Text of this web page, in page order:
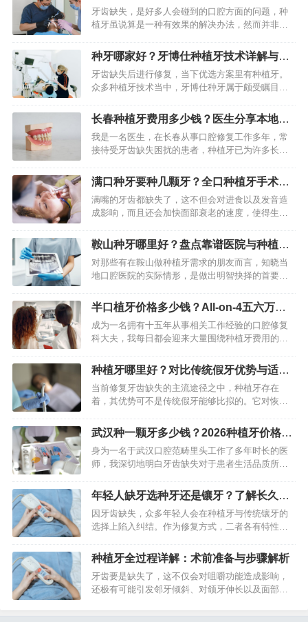
点
牙齿缺失，是好多人会碰到的口腔方面的问题，种
植牙虽说算是一种有效果的解决办法，然而并非对
置、口腔状况以及患者自身的意愿，在临床上，还
有好多成熟又可靠的修复办…
种牙哪家好？牙博仕种植牙技术详解与适
用人群
牙齿缺失后进行修复，当下优选方案里有种植牙。
众多种植牙技术当中，牙博仕种牙属于颇受瞩目的
关注意思。它主要是通过植入人工牙根这种办法，
进而切实恢复牙齿的功能以…
长春种植牙费用多少钱？医生分享本地种
牙手术过程与价格
我是一名医生，在长春从事口腔修复工作多年，常
接待受牙齿缺失困扰的患者，种植牙已为许多长春
入人工牙根支撑牙冠，既能恢复咀嚼功能，又能防
止牙槽骨萎缩，今天我会结…
满口种牙要种几颗牙？全口种植牙手术时
间与费用解析
满嘴的牙齿都缺失了，这不但会对进食以及发音造
成影响，而且还会加快面部衰老的速度，使得生活
齿的患者而言，传统的活动假牙已经没办法满足稳
固以及舒适方面的需求了，…
鞍山种牙哪里好？盘点靠谱医院与种植过
程详解
对那些有在鞍山做种植牙需求的朋友而言，知晓当
地口腔医院的实际情形，是做出明智抉择的首要步
设备，医生拥有的经验，以及后续的维护服务，这
些都极为关键。本文会依据…
半口植牙价格多少钱？All-on-4五六万
起，详解费用构成
成为一名拥有十五年从事相关工作经验的口腔修复
科大夫，我每日都会迎来大量围绕种植牙费用的询
相对繁杂，是众人普遍关注且极易产生疑惑的范
围。它不是一个不变的数…
种植牙哪里好？对比传统假牙优势与适合
人群
当前修复牙齿缺失的主流途径之中，种植牙存在
着，其优势可不是传统假牙能够比拟的。它对恢复
观看上去逼真，而且对于邻牙不会造成损伤，是一
种具备长期特性、稳定性质的…
武汉种一颗牙多少钱？2026种植牙价格费
用明细
身为一名于武汉口腔范畴里头工作了多年时长的医
师，我深切地明白牙齿缺失对于患者生活品质所产
了修复缺失牙齿的主要通行选择。武汉因作为一座
医疗资源充裕丰富的城市，…
年轻人缺牙选种牙还是镶牙？了解长久利
弊再做决定
因牙齿缺失，众多年轻人会在种植牙与传统镶牙的
选择上陷入纠结。作为修复方式，二者各有特性，
方案对于你长期的口腔健康、生活质量以及实际状
况而言更为契合。年轻人的…
种植牙全过程详解：术前准备与步骤解析
牙齿要是缺失了，这不仅会对咀嚼功能造成影响，
还极有可能引发邻牙倾斜、对颌牙伸长以及面部塌